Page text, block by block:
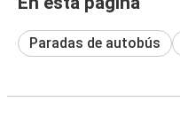
Paradas de autobús